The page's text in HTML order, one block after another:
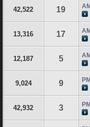
19
42,522
17
13,316
5
12,187
9
9,024
3
42,932